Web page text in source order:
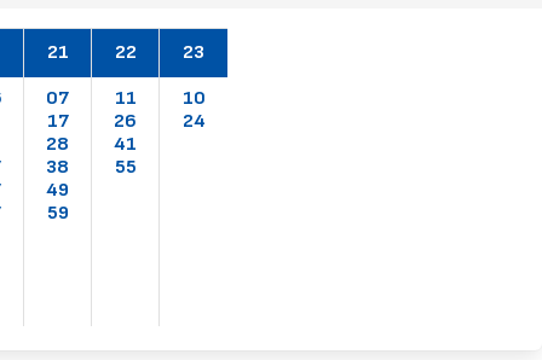
21
07
17
28
38
49
59
22
11
26
41
55
23
10
24